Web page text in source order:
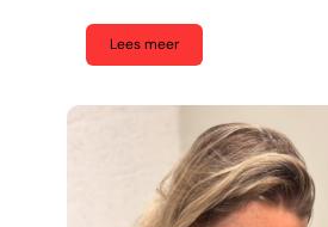
Lees meer